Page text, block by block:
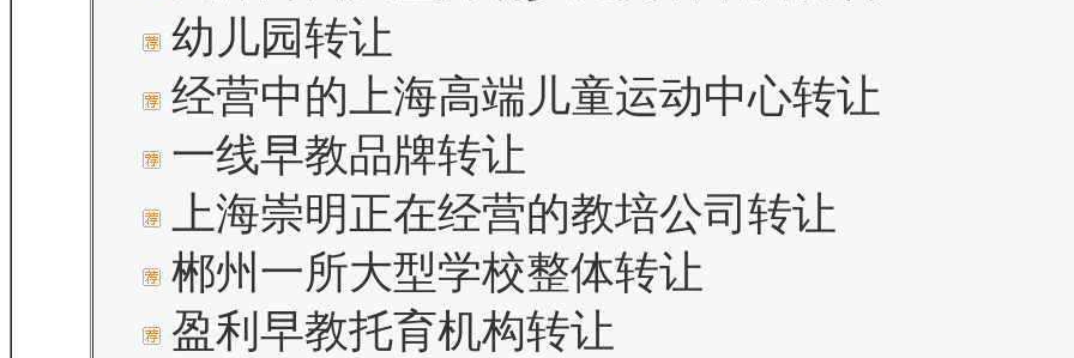
幼儿园转让
经营中的上海高端儿童运动中心转让
一线早教品牌转让
上海崇明正在经营的教培公司转让
郴州一所大型学校整体转让
盈利早教托育机构转让